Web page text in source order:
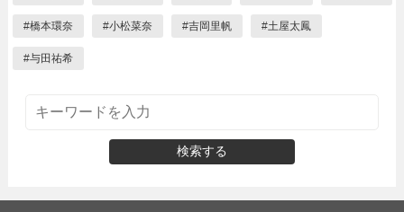
#橋本環奈 #小松菜奈 #吉岡里帆 #土屋太鳳
#与田祐希
検索する